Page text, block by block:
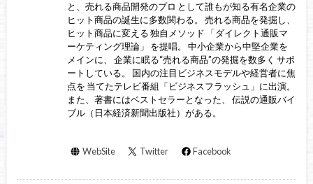
と、売れる商品開発のプロ として誰もが知る有名企業の
ヒット商品の誕生に多数関わる。 売れる商品を発掘し、
ヒット商品に変える 独自メソッド 「ダイレクト通販マ
ーケティング理論」 を提唱。 中小企業から中堅企業を
メインに、 企業に眠る“売れる商品”の発掘を数多く サポ
ートしている。 国内の注目ビジネスモデルや経営者に焦
点を 当てたテレビ番組「ビジネスフラッシュ」に出演。
また、著書にはベストセラーとなった、 伝説の通販バイ
ブル（日本経済新聞出版社）がある。
WebSite Twitter Facebook